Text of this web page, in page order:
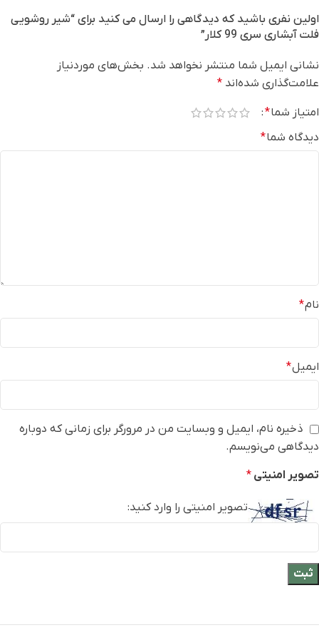
اولین نفری باشید که دیدگاهی را ارسال می کنید برای “شیر روشویی
فلت آبشاری سری 99 کلار”
نشانی ایمیل شما منتشر نخواهد شد. بخش‌های موردنیاز
علامت‌گذاری شده‌اند *
امتیاز شما*
دیدگاه شما*
نام*
ایمیل*
ذخیره نام، ایمیل و وبسایت من در مرورگر برای زمانی که دوباره
دیدگاهی می‌نویسم.
تصویر امنیتی *
تصویر امنیتی را وارد کنید: